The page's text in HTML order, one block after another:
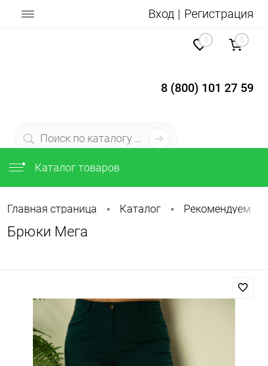
Вход Регистрация
8 (800) 101 27 59
0 0
Каталог товаров
Главная страница • Каталог • Рекомендуем
Брюки Мега